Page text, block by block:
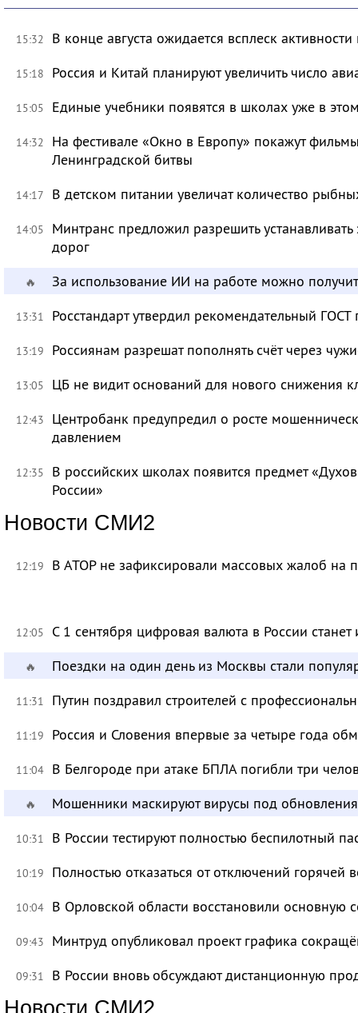
15:32 В конце августа ожидается всплеск
15:18 Россия и Китай планируют увеличить число
15:05 Единые учебники появятся в школах уже в
14:32
На фестивале «Окно в Европу» покажут
Ленинградской битвы
14:17 В детском питании увеличат количество
14:05
Минтранс предложил разрешить
дорог
🔥 За использование ИИ на работе можно
13:31 Росстандарт утвердил рекомендательный
13:19 Россиянам разрешат пополнять счёт через
13:05 ЦБ не видит оснований для нового снижения
12:43
Центробанк предупредил о росте
давлением
12:35
В российских школах появится предмет
России»
Новости СМИ2
12:19 В АТОР не зафиксировали массовых жалоб на
12:05 С 1 сентября цифровая валюта в России
🔥 Поездки на один день из Москвы стали
11:31 Путин поздравил строителей с
11:19 Россия и Словения впервые за четыре года
11:04 В Белгороде при атаке БПЛА погибли три
🔥 Мошенники маскируют вирусы под
10:31 В России тестируют полностью беспилотный
10:19 Полностью отказаться от отключений горячей
10:04 В Орловской области восстановили основную
09:43 Минтруд опубликовал проект графика
09:31 В России вновь обсуждают дистанционную